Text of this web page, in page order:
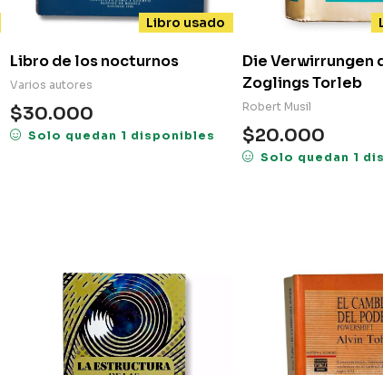
Tienda
Libro usado
Libro de los nocturnos
Varios autores
$30.000
Solo quedan 1 disponibles
Die Verwirrungen
Zoglings Torleb
Robert Musil
$20.000
Solo quedan 1